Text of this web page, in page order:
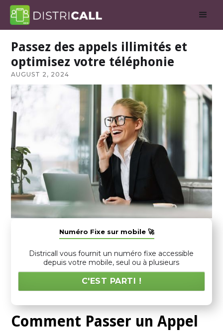
Passez des appels illimités et
optimisez votre téléphonie
AUGUST 2, 2024
Numéro Fixe sur mobile 🚀
Districall vous fournit un numéro fixe accessible
depuis votre mobile, seul ou à plusieurs
C'EST PARTI !
Comment Passer un Appel